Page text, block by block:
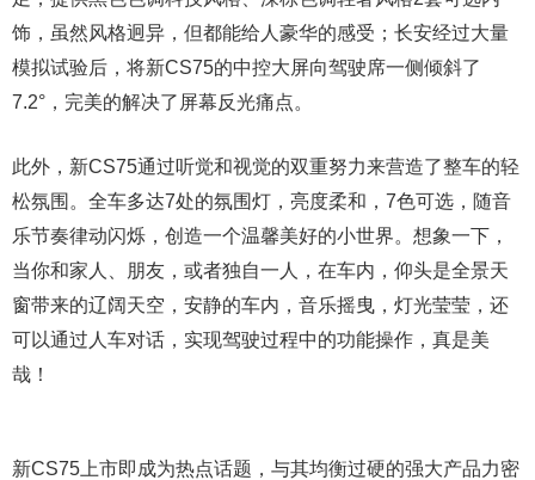
饰，虽然风格迥异，但都能给人豪华的感受；长安经过大量
模拟试验后，将新CS75的中控大屏向驾驶席一侧倾斜了
7.2°，完美的解决了屏幕反光痛点。
此外，新CS75通过听觉和视觉的双重努力来营造了整车的轻
松氛围。全车多达7处的氛围灯，亮度柔和，7色可选，随音
乐节奏律动闪烁，创造一个温馨美好的小世界。想象一下，
当你和家人、朋友，或者独自一人，在车内，仰头是全景天
窗带来的辽阔天空，安静的车内，音乐摇曳，灯光莹莹，还
可以通过人车对话，实现驾驶过程中的功能操作，真是美
哉！
新CS75上市即成为热点话题，与其均衡过硬的强大产品力密